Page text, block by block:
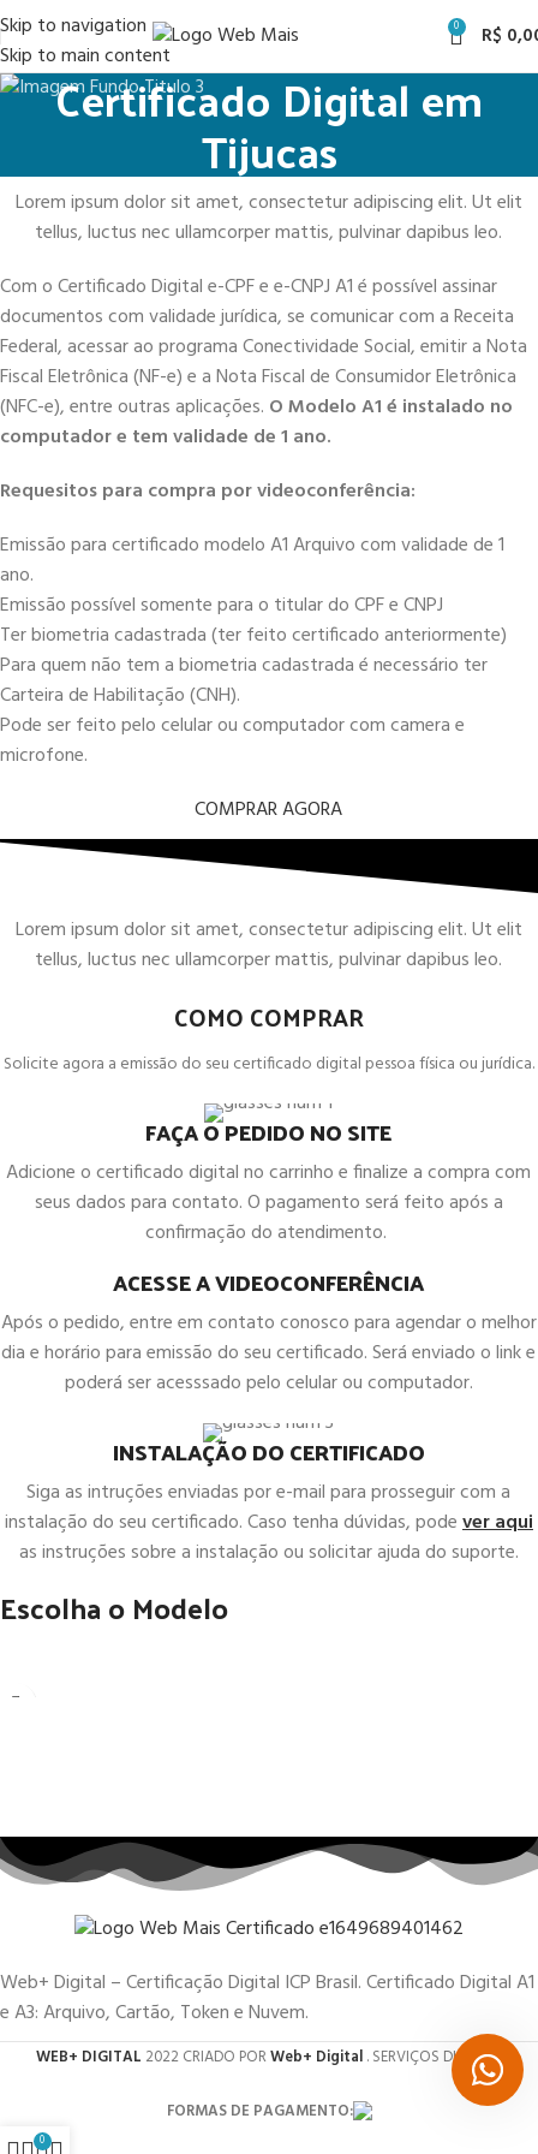
Skip to navigation
Skip to main content
0 R$
Certificado Digital em
Tijucas
Lorem ipsum dolor sit amet, consectetur adipiscing elit. Ut elit
tellus, luctus nec ullamcorper mattis, pulvinar dapibus leo.
Com o Certificado Digital e-CPF e e-CNPJ A1 é possível assinar
documentos com validade jurídica, se comunicar com a Receita
Federal, acessar ao programa Conectividade Social, emitir a Nota
Fiscal Eletrônica (NF-e) e a Nota Fiscal de Consumidor Eletrônica
(NFC-e), entre outras aplicações. O Modelo A1 é instalado no
computador e tem validade de 1 ano.
Requesitos para compra por videoconferência:
Emissão para certificado modelo A1 Arquivo com validade de 1
ano.
Emissão possível somente para o titular do CPF e CNPJ
Ter biometria cadastrada (ter feito certificado anteriormente)
Para quem não tem a biometria cadastrada é necessário ter
Carteira de Habilitação (CNH).
Pode ser feito pelo celular ou computador com camera e
microfone.
COMPRAR AGORA
Lorem ipsum dolor sit amet, consectetur adipiscing elit. Ut elit
tellus, luctus nec ullamcorper mattis, pulvinar dapibus leo.
COMO COMPRAR
Solicite agora a emissão do seu certificado digital pessoa física ou jurídica.
FAÇA O PEDIDO NO SITE
Adicione o certificado digital no carrinho e finalize a compra com
seus dados para contato. O pagamento será feito após a
confirmação do atendimento.
ACESSE A VIDEOCONFERÊNCIA
Após o pedido, entre em contato conosco para agendar o melhor
dia e horário para emissão do seu certificado. Será enviado o link e
poderá ser acesssado pelo celular ou computador.
INSTALAÇÃO DO CERTIFICADO
Siga as intruções enviadas por e-mail para prosseguir com a
instalação do seu certificado. Caso tenha dúvidas, podever aqui
as instruções sobre a instalação ou solicitar ajuda do suporte.
Escolha o Modelo
Web+ Digital – Certificação Digital ICP Brasil. Certificado Digital A1
e A3: Arquivo, Cartão, Token e Nuvem.
WEB+ DIGITAL 2022 CRIADO PORWeb+ Digital. SERVIÇOS DIGITAIS.
FORMAS DE PAGAMENTO:
0